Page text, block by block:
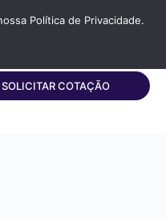
SOLICITAR COTAÇÃO
Política de Privacidade.